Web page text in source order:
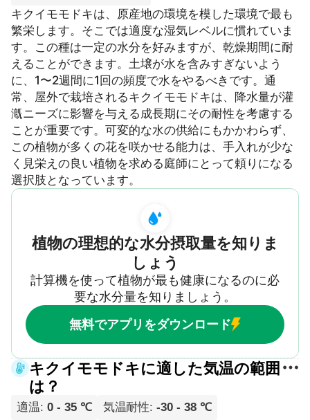
キクイモモドキは、原産地の環境を模した環境で最も
繁栄します。そこでは適度な湿気レベルに慣れていま
す。この種は一定の水分を好みますが、乾燥期間に耐
えることができます。土壌が水を含みすぎないよう
に、1〜2週間に1回の頻度で水をやるべきです。通
常、屋外で栽培されるキクイモモドキは、降水量が灌
漑ニーズに影響を与える成長期にその耐性を考慮する
ことが重要です。可変的な水の供給にもかかわらず、
この植物が多くの花を咲かせる能力は、手入れが少な
く見栄えの良い植物を求める庭師にとって頼りになる
選択肢となっています。
植物の理想的な水分摂取量を知りま
しょう
計算機を使って植物が最も健康になるのに必
要な水分量を知りましょう。
無料でアプリをダウンロード
キクイモモドキに適した気温の範囲
は？
適温: 0 - 35 ℃ 気温耐性: -30 - 38 ℃